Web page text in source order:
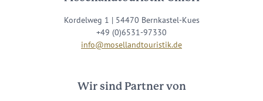
Kordelweg 1 | 54470 Bernkastel-Kues
+49 (0)6531-97330
info@mosellandtouristik.de
Wir sind Partner von